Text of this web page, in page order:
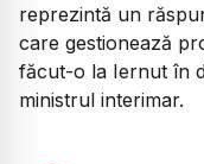
reprezintă un
care gestionează
făcut-o la Iernut în
ministrul interimar.